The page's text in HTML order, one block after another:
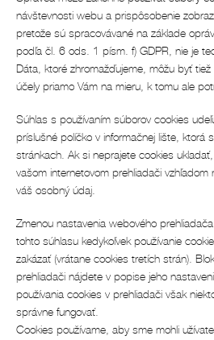
návštevnosti webu a prispôsobenie
pretože sú spracovávané na základe
podľa čl. 6 ods. 1 písm. f) GDPR, nie je
Dáta, ktoré zhromažďujeme, môžu byť
účely priamo Vám na mieru, k tomu ale
Súhlas s používaním súborov cookies
príslušné políčko v informačnej lište, ktorá
stránkach. Ak si neprajete cookies
vašom internetovom prehliadači
váš osobný údaj.
Zmenou nastavenia webového
tohto súhlasu kedykoľvek používanie
zakázať (vrátane cookies tretích strán).
prehliadači nájdete v popise jeho
používania cookies v prehliadači však
správne fungovať.
Cookies používame, aby sme mohli